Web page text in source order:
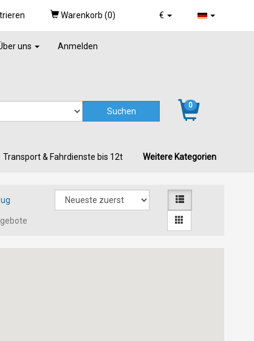
€
Warenkorb (0)
uns Anmelden
0
Transport & Fahrdienste bis 12t Weitere Kategorien